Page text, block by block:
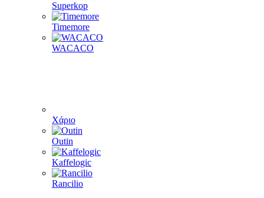
Superkop
Timemore
WACACO
Χάριο
Outin
Kaffelogic
Rancilio